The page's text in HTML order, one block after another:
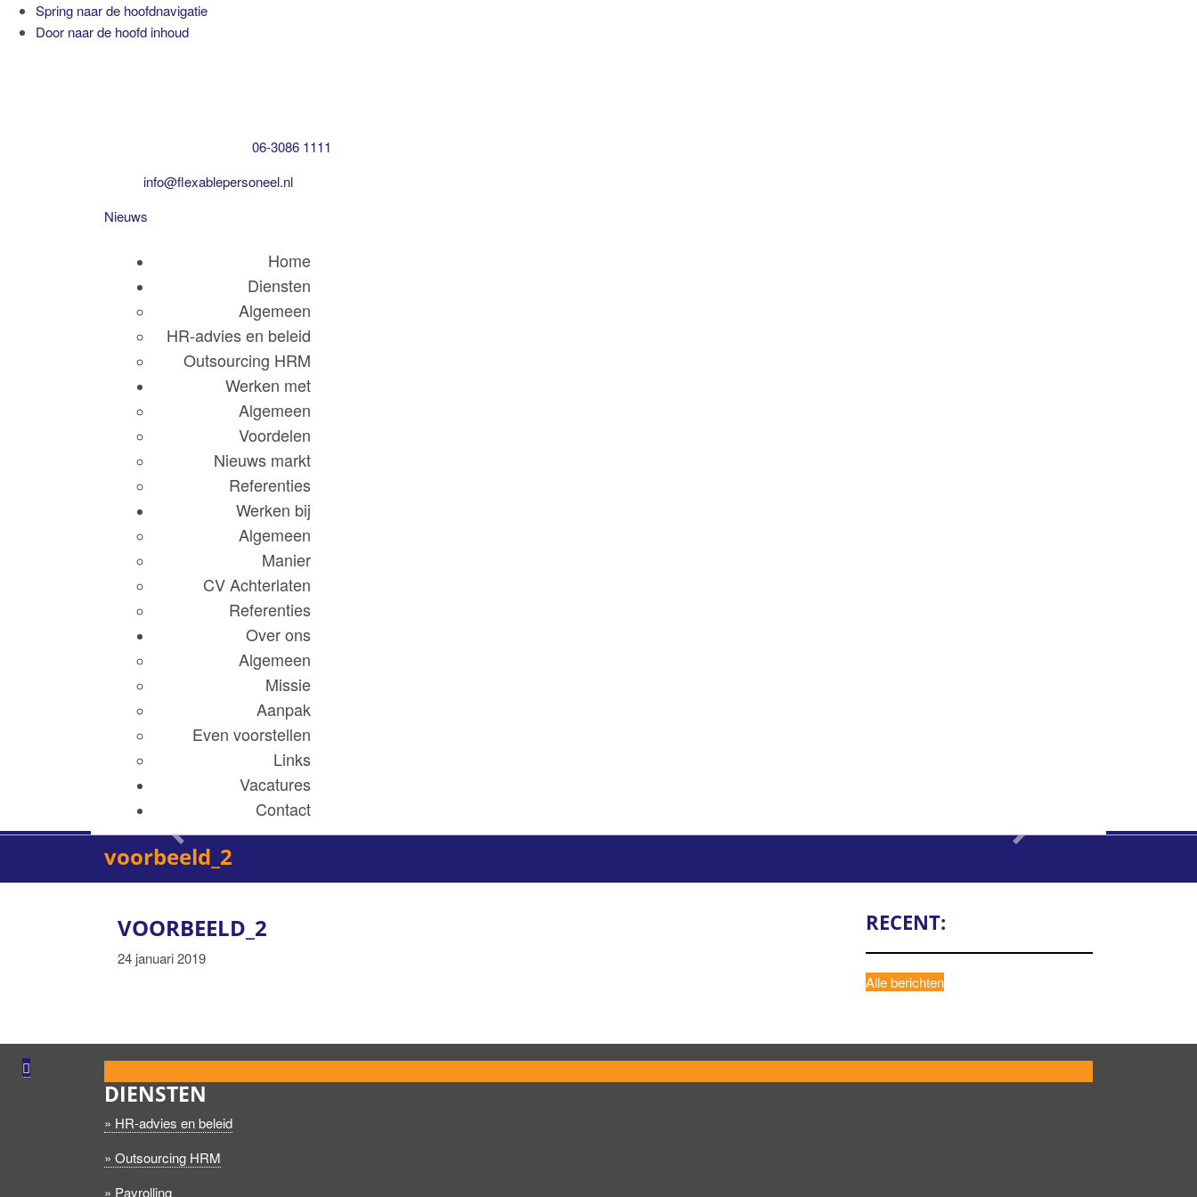
Spring naar de hoofdnavigatie
Door naar de hoofd inhoud
06-3086 1111
info@flexablepersoneel.nl
Nieuws
Home
Diensten
Algemeen
HR-advies en beleid
Outsourcing HRM
Werken met
Algemeen
Voordelen
Nieuws markt
Referenties
Werken bij
Algemeen
Manier
CV Achterlaten
Referenties
Over ons
Algemeen
Missie
Aanpak
Even voorstellen
Links
Vacatures
Contact
Previous Next
voorbeeld_2
VOORBEELD_2
24 januari 2019
RECENT:
Alle berichten
DIENSTEN
» HR-advies en beleid
» Outsourcing HRM
» Payrolling